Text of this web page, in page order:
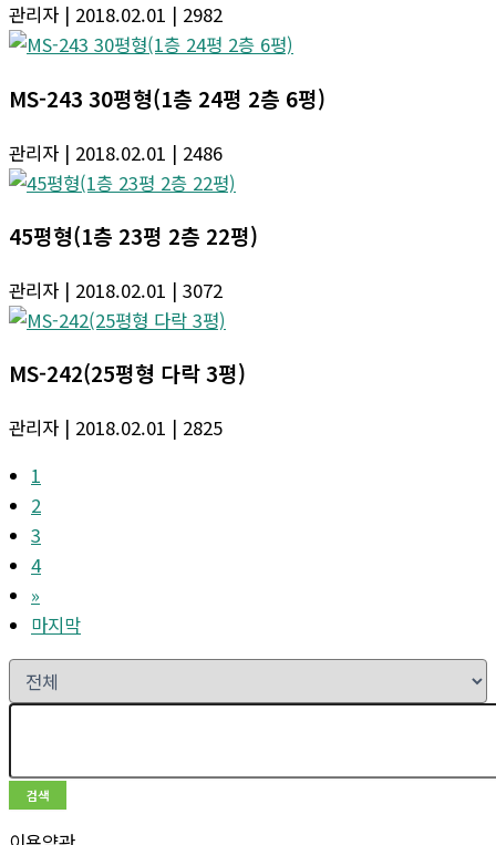
관리자 | 2018.02.01 | 2982
MS-243 30평형(1층 24평 2층 6평)
관리자 | 2018.02.01 | 2486
45평형(1층 23평 2층 22평)
관리자 | 2018.02.01 | 3072
MS-242(25평형 다락 3평)
관리자 | 2018.02.01 | 2825
1
2
3
4
»
마지막
검색